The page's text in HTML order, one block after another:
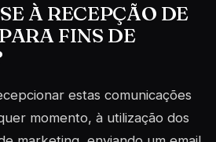
À RECEPÇÃO DE
FINS DE
estas comunicações
momento, à utilização dos